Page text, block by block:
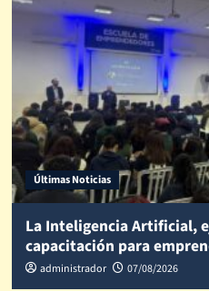
Últimas Noticias
La Inteligencia Artificial,
capacitación para
administrador 07/08/2026